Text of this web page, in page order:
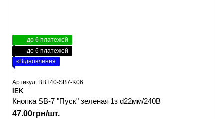
до 6 платежей
до 6 платежей
єВідновлення
Артикул: BBT40-SB7-K06
IEK
Кнопка SВ-7 "Пуск" зеленая 1з d22мм/240B
47.00грн/шт.